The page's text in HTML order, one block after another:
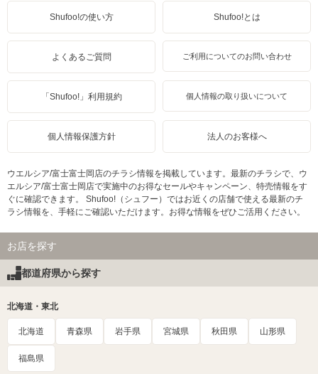
Shufoo!の使い方 Shufoo!とは
よくあるご質問 ご利用についてのお問い合わせ
「Shufoo!」利用規約 個人情報の取り扱いについて
個人情報保護方針 法人のお客様へ
ウエルシア/富士富士岡店のチラシ情報を掲載しています。最新のチラシで、ウ
エルシア/富士富士岡店で実施中のお得なセールやキャンペーン、特売情報をす
ぐに確認できます。 Shufoo!（シュフー）ではお近くの店舗で使える最新のチ
ラシ情報を、手軽にご確認いただけます。お得な情報をぜひご活用ください。
お店を探す
都道府県から探す
北海道・東北
北海道 青森県 岩手県 宮城県 秋田県 山形県
福島県